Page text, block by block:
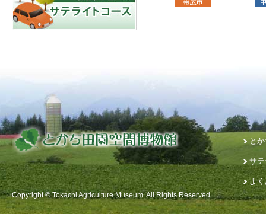
と
サ
よ
Copyright © Tokachi Agriculture Museum. All Rights Reserved.